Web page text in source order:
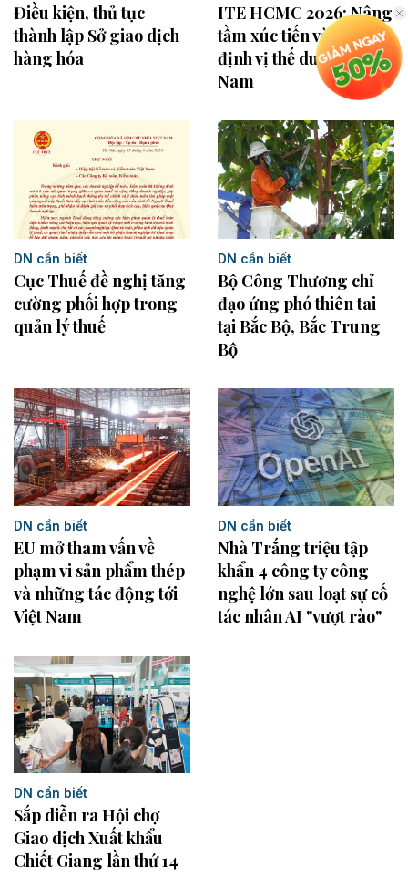
Điều kiện, thủ tục
thành lập Sở giao dịch
hàng hóa
ITE HCMC 2026: Nâng
tầm xúc tiến và khẳng
định vị thế du lịch Việt
Nam
DN cần biết
Cục Thuế đề nghị tăng
cường phối hợp trong
quản lý thuế
DN cần biết
Bộ Công Thương chỉ
đạo ứng phó thiên tai
tại Bắc Bộ, Bắc Trung
Bộ
DN cần biết
EU mở tham vấn về
phạm vi sản phẩm thép
và những tác động tới
Việt Nam
DN cần biết
Nhà Trắng triệu tập
khẩn 4 công ty công
nghệ lớn sau loạt sự cố
tác nhân AI "vượt rào"
DN cần biết
Sắp diễn ra Hội chợ
Giao dịch Xuất khẩu
Chiết Giang lần thứ 14